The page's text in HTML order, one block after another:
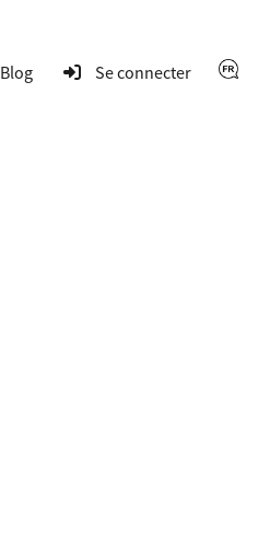
Blog Se connecter